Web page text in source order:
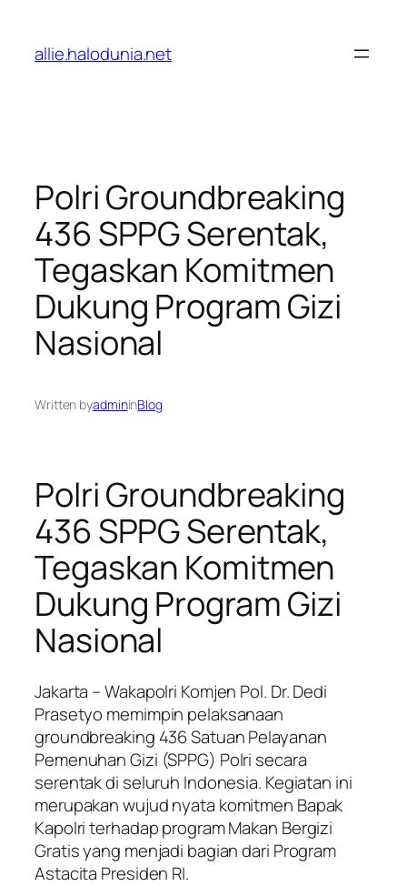
konten
allie.halodunia.net
Polri Groundbreaking
436 SPPG Serentak,
Tegaskan Komitmen
Dukung Program Gizi
Nasional
Written byadmininBlog
Polri Groundbreaking
436 SPPG Serentak,
Tegaskan Komitmen
Dukung Program Gizi
Nasional
Jakarta – Wakapolri Komjen Pol. Dr. Dedi
Prasetyo memimpin pelaksanaan
groundbreaking 436 Satuan Pelayanan
Pemenuhan Gizi (SPPG) Polri secara
serentak di seluruh Indonesia. Kegiatan ini
merupakan wujud nyata komitmen Bapak
Kapolri terhadap program Makan Bergizi
Gratis yang menjadi bagian dari Program
Astacita Presiden RI.